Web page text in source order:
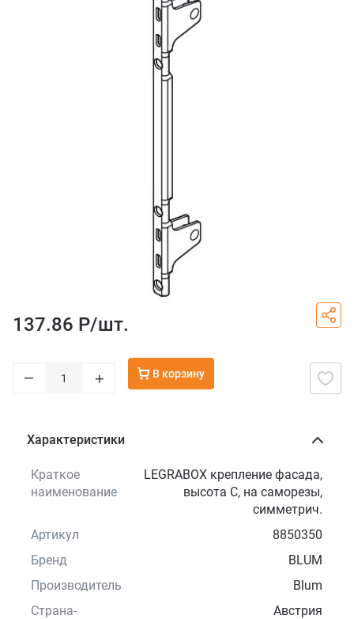
137.86 Р/шт.
– + В корзину
Характеристики
Краткое
наименование
LEGRABOX крепление фасада,
высота C, на саморезы,
симметрич.
Артикул
8850350
Бренд
BLUM
Производитель
Blum
Страна-
Австрия